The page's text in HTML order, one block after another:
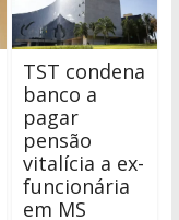
TST condena
banco a
pagar
pensão
vitalícia a ex-
funcionária
em MS